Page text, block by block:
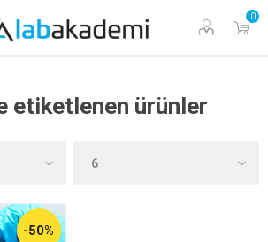
0
etiketlenen ürünler
-50%